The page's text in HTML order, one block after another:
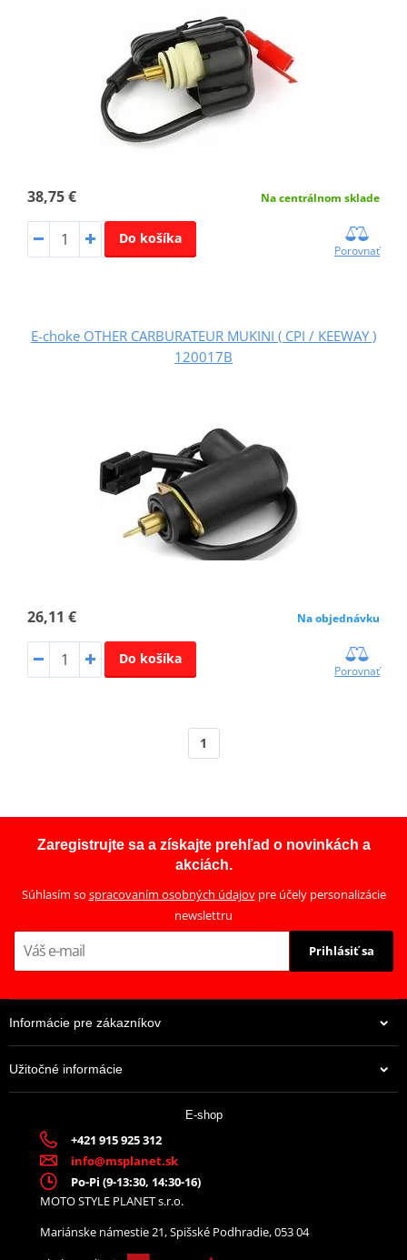
38,75 € Na centrálnom sklade
Do košíka
Porovnať
E-choke OTHER CARBURATEUR MUKINI ( CPI / KEEWAY )
120017B
26,11 € Na objednávku
Do košíka
Porovnať
1
Zaregistrujte sa a získajte prehľad o novinkách a
akciách.
Súhlasím so spracovaním osobných údajovpre účely personalizácie
newslettru
Prihlásiť sa
Informácie pre zákazníkov
Užitočné informácie
E-shop
+421 915 925 312
info@msplanet.sk
Po-Pi (9-13:30, 14:30-16)
MOTO STYLE PLANET s.r.o.
Mariánske námestie 21, Spišské Podhradie, 053 04